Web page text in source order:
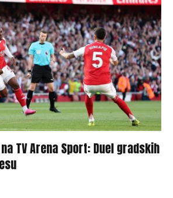
TV Arena Sport: Duel gradskih